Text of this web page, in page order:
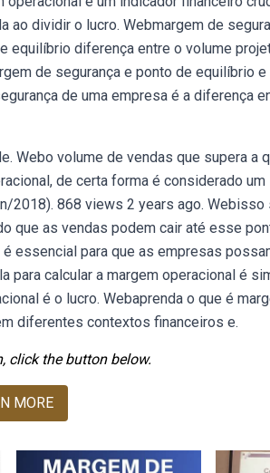
dividir o lucro. Webmargem de
equilíbrio diferença entre o volume
de segurança e ponto de equilíbrio e
de uma empresa é a diferença
Webo volume de vendas que supera a
de certa forma é considerado um
2018). 868 views 2 years ago. Webisso
que as vendas podem cair até esse
essencial para que as empresas
calcular a margem operacional é
é o lucro. Webaprenda o que é
diferentes contextos financeiros e.
click the button below.
MORE